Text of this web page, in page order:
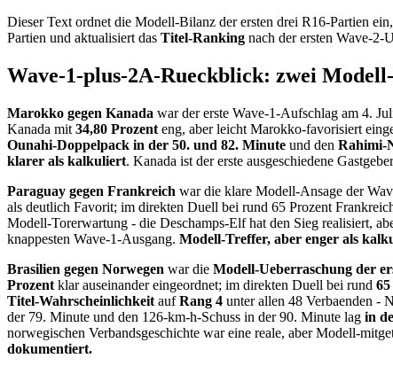
Dieser Text ordnet die Modell-Bilanz der ersten drei R16-Partien
Partien und aktualisiert das Titel-Ranking nach der ersten Wave-2-
Wave-1-plus-2A-Rueckblick: zwei
Marokko gegen Kanada war der erste Wave-1-Aufschlag am 4.
Kanada mit 34,80 Prozent eng, aber leicht Marokko-favorisiert
Ounahi-Doppelpack in der 50. und 82. Minute und den Rahimi-
klarer als kalkuliert. Kanada ist der erste ausgeschiedene
Paraguay gegen Frankreich war die klare Modell-Ansage der
als deutlich Favorit; im direkten Duell bei rund 65 Prozent
Modell-Torerwartung - die Deschamps-Elf hat den Sieg realisiert,
knappesten Wave-1-Ausgang. Modell-Treffer, aber enger als
Brasilien gegen Norwegen war die Modell-Ueberraschung der
Prozent klar auseinander eingeordnet; im direkten Duell bei rund
Titel-Wahrscheinlichkeit aufRang 4 unter allen 48 Verbaenden -
der 79. Minute und den 126-km-h-Schuss in der 90. Minute lag in
norwegischen Verbandsgeschichte war eine reale, aber Modell-
dokumentiert.